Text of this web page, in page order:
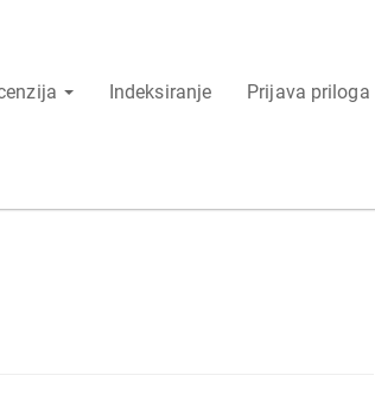
Indeksiranje Prijava priloga